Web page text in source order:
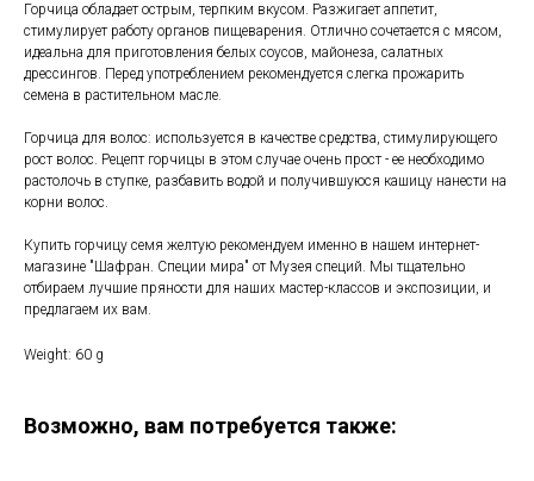
Горчица обладает острым, терпким вкусом. Разжигает аппетит,
стимулирует работу органов пищеварения. Отлично сочетается с мясом,
идеальна для приготовления белых соусов, майонеза, салатных
дрессингов. Перед употреблением рекомендуется слегка прожарить
семена в растительном масле.
Горчица для волос: используется в качестве средства, стимулирующего
рост волос. Рецепт горчицы в этом случае очень прост - ее необходимо
растолочь в ступке, разбавить водой и получившуюся кашицу нанести на
корни волос.
Купить горчицу семя желтую рекомендуем именно в нашем интернет-
магазине "Шафран. Специи мира" от Музея специй. Мы тщательно
отбираем лучшие пряности для наших мастер-классов и экспозиции, и
предлагаем их вам.
Weight: 60 g
Возможно, вам потребуется также: